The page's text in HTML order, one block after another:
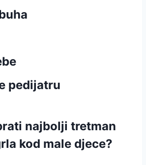
pedijatru
najbolji tretman
kod male djece?